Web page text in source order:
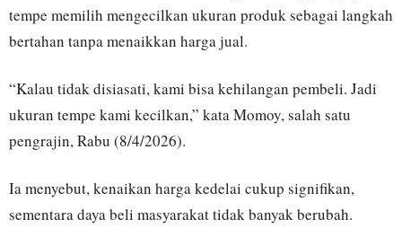
tempe memilih mengecilkan ukuran produk sebagai langkah
bertahan tanpa menaikkan harga jual.
“Kalau tidak disiasati, kami bisa kehilangan pembeli. Jadi
ukuran tempe kami kecilkan,” kata Momoy, salah satu
pengrajin, Rabu (8/4/2026).
Ia menyebut, kenaikan harga kedelai cukup signifikan,
sementara daya beli masyarakat tidak banyak berubah.